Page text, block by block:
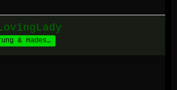
Funkstörung & Hades' Schäfchen *määäh*